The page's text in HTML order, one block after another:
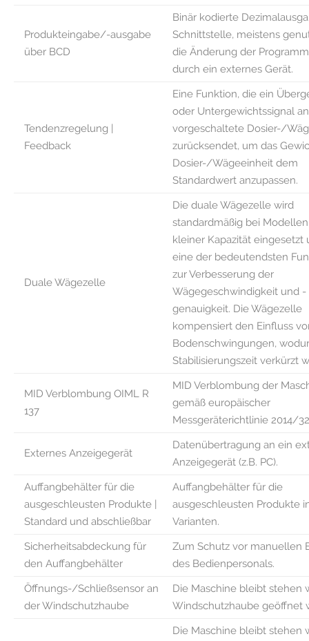
Produkteingabe/-ausgabe
über BCD
Binär kodierte
Schnittstelle, meistens
die Änderung der
durch ein externes Gerät.
Tendenzregelung |
Feedback
Eine Funktion, die ein
oder Untergewichtssignal
vorgeschaltete Dosier-/
zurücksendet, um das
Dosier-/Wägeeinheit dem
Standardwert anzupassen.
Duale Wägezelle
Die duale Wägezelle wird
standardmäßig bei
kleiner Kapazität eingesetzt
eine der bedeutendsten
zur Verbesserung der
Wägegeschwindigkeit und -
genauigkeit. Die Wägezelle
kompensiert den Einfluss
Bodenschwingungen,
Stabilisierungszeit verkürzt
MID Verblombung OIML R
137
MID Verblombung der
gemäß europäischer
Messgeräterichtlinie 2014/
Externes Anzeigegerät
Datenübertragung an ein
Anzeigegerät (z.B. PC).
Auffangbehälter für die
ausgeschleusten Produkte |
Standard und abschließbar
Auffangbehälter für die
ausgeschleusten Produkte
Varianten.
Sicherheitsabdeckung für
den Auffangbehälter
Zum Schutz vor manuellen
des Bedienpersonals.
Öffnungs-/Schließsensor an
der Windschutzhaube
Die Maschine bleibt stehen
Windschutzhaube geöffnet
Die Maschine bleibt stehen